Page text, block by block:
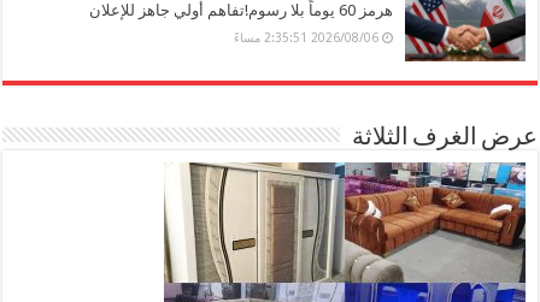
هرمز 60 يوماً بلا رسوم!تفاهم أولي جاهز للإعلان
2026/08/06 2:35:51 مساءً
عرض الغرف الثلاثة